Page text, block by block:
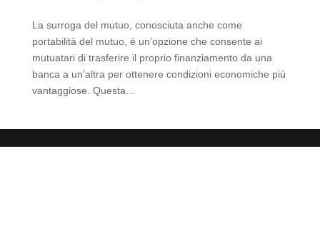
La surroga del mutuo, conosciuta anche come
portabilità del mutuo, è un’opzione che consente ai
mutuatari di trasferire il proprio finanziamento da una
banca a un’altra per ottenere condizioni economiche più
vantaggiose. Questa...